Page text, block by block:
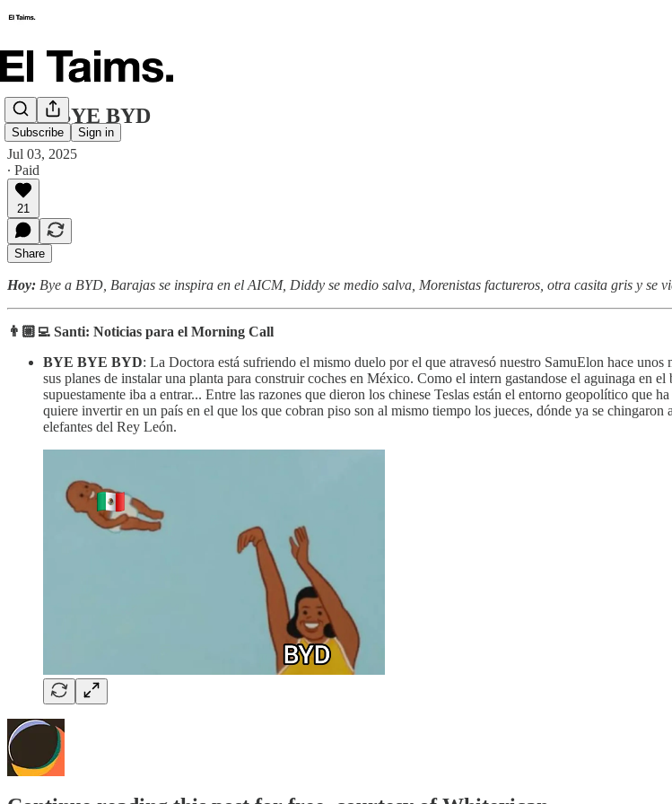
Subscribe Sign in
BYE BYE BYD
Jul 03, 2025
∙ Paid
21
Share
Hoy: Bye a BYD, Barajas se inspira en el AICM, Diddy se medio salva, Morenistas factureros, otra casita gris y se
👨🏼‍💻 Santi: Noticias para el Morning Call
BYE BYE BYD: La Doctora está sufriendo el mismo duelo por el que atravesó nuestro SamuElon hace
sus planes de instalar una planta para construir coches en México. Como el intern gastandose el aguinaga en
supuestamente iba a entrar... Entre las razones que dieron los chinese Teslas están el entorno geopolítico que
quiere invertir en un país en el que los que cobran piso son al mismo tiempo los jueces, dónde ya se
elefantes del Rey León.